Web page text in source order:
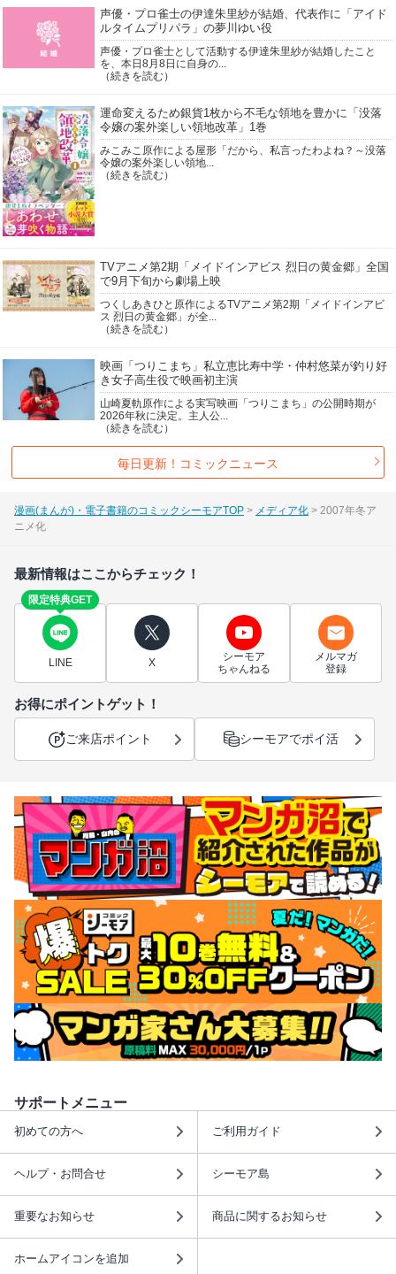
声優・プロ雀士の伊達朱里紗が結婚、代表作に「アイド
ルタイムプリパラ」の夢川ゆい役
声優・プロ雀士として活動する伊達朱里紗が結婚したこと
を、本日8月8日に自身の...
（続きを読む）
運命変えるため銀貨1枚から不毛な領地を豊かに「没落
令嬢の案外楽しい領地改革」1巻
みこみこ原作による屋形「だから、私言ったわよね？～没落
令嬢の案外楽しい領地...
（続きを読む）
TVアニメ第2期「メイドインアビス 烈日の黄金郷」全国
で9月下旬から劇場上映
つくしあきひと原作によるTVアニメ第2期「メイドインアビ
ス 烈日の黄金郷」が全...
（続きを読む）
映画「つりこまち」私立恵比寿中学・仲村悠菜が釣り好
き女子高生役で映画初主演
山崎夏軌原作による実写映画「つりこまち」の公開時期が
2026年秋に決定。主人公...
（続きを読む）
毎日更新！コミックニュース
漫画(まんが)・電子書籍のコミックシーモアTOP メディア化
2007年冬ア
ニメ化
最新情報はここからチェック！
限定特典GET
LINE X
シーモア
ちゃんねる
メルマガ
登録
お得にポイントゲット！
ご来店ポイント シーモアでポイ活
サポートメニュー
初めての方へ ご利用ガイド
ヘルプ・お問合せ シーモア島
重要なお知らせ 商品に関するお知らせ
ホームアイコンを追加